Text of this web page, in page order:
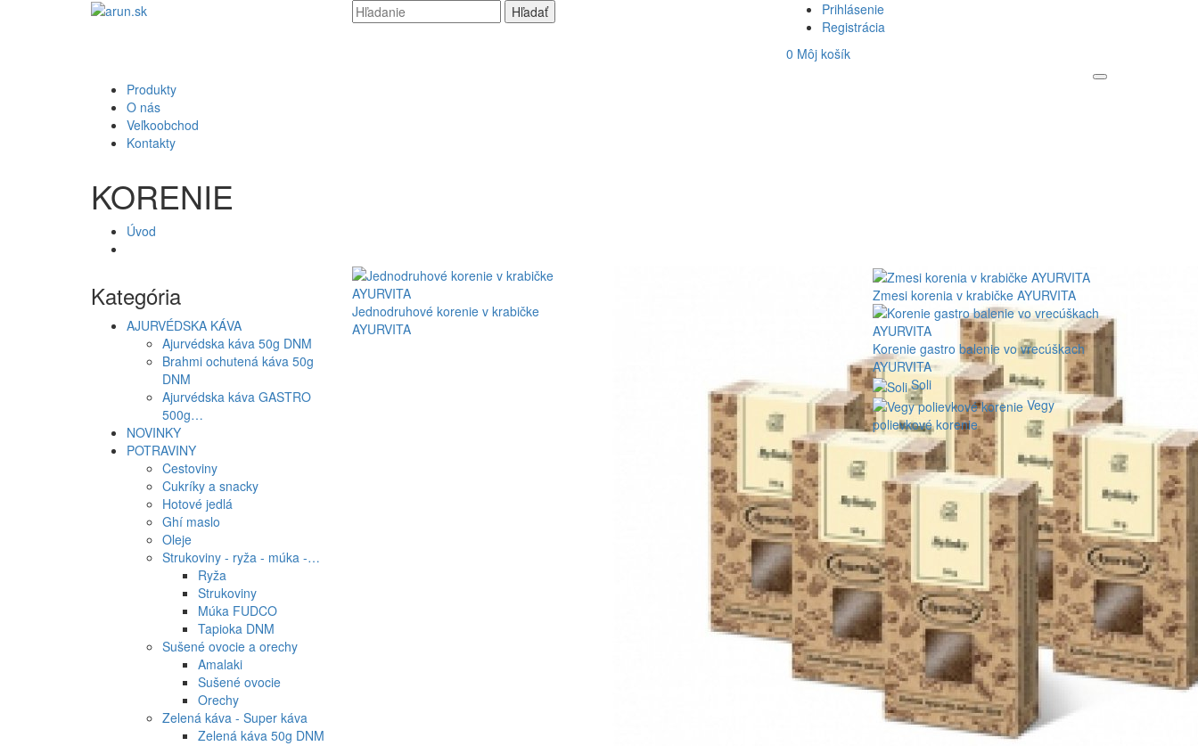
Prihlásenie
Registrácia
0 Môj košík
Produkty
O nás
Veľkoobchod
Kontakty
KORENIE
Úvod
Kategória
AJURVÉDSKA KÁVA
Ajurvédska káva 50g DNM
Brahmi ochutená káva 50g
DNM
Ajurvédska káva GASTRO
500g…
NOVINKY
POTRAVINY
Cestoviny
Cukríky a snacky
Hotové jedlá
Ghí maslo
Oleje
Strukoviny - ryža - múka -…
Ryža
Strukoviny
Múka FUDCO
Tapioka DNM
Sušené ovocie a orechy
Amalaki
Sušené ovocie
Orechy
Zelená káva - Super káva
Zelená káva 50g DNM
Jednodruhové korenie v krabičke
AYURVITA
Zmesi korenia v krabičke AYURVITA
Korenie gastro balenie vo vrecúškach
AYURVITA
Soli
Vegy
polievkové korenie